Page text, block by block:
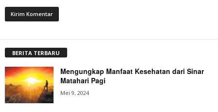
BERITA TERBARU
Mengungkap Manfaat Kesehatan dari Sinar
Matahari Pagi
Mei 9, 2024